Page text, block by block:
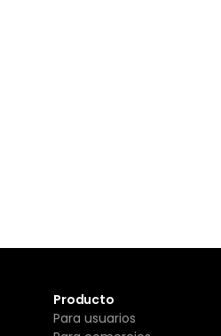
Producto
Para usuarios